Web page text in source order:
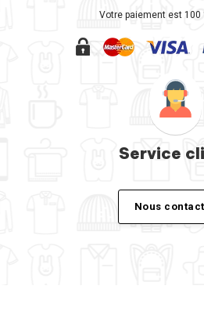
Votre paiement est 100
Service
Nous